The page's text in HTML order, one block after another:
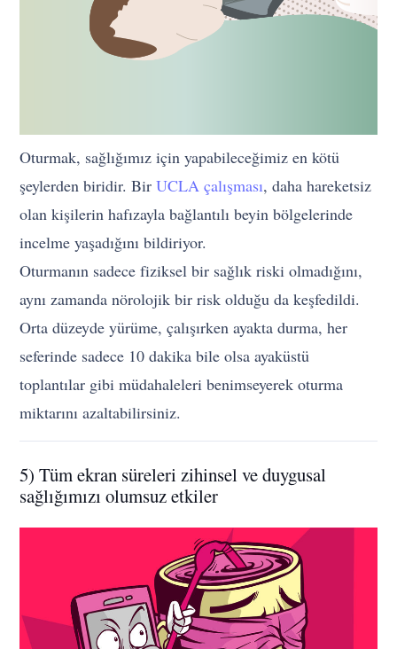
Oturmak, sağlığımız için yapabileceğimiz en kötü
şeylerden biridir. BirUCLA çalışması, daha hareketsiz
olan kişilerin hafızayla bağlantılı beyin bölgelerinde
incelme yaşadığını bildiriyor.
Oturmanın sadece fiziksel bir sağlık riski olmadığını,
aynı zamanda nörolojik bir risk olduğu da keşfedildi.
Orta düzeyde yürüme, çalışırken ayakta durma, her
seferinde sadece 10 dakika bile olsa ayaküstü
toplantılar gibi müdahaleleri benimseyerek oturma
miktarını azaltabilirsiniz.
5) Tüm ekran süreleri zihinsel ve duygusal
sağlığımızı olumsuz etkiler